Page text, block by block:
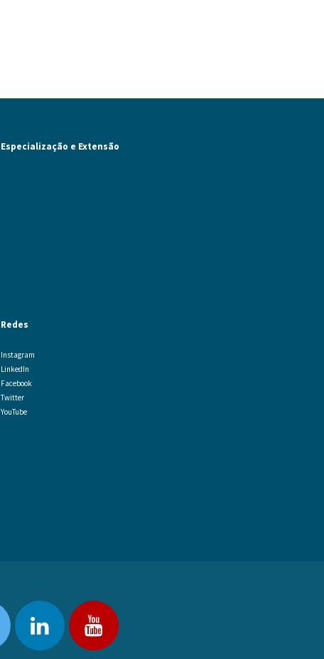
Especialização e Extensão
Redes
Instagram
LinkedIn
Facebook
Twitter
YouTube